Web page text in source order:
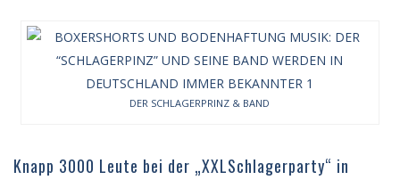
DER SCHLAGERPRINZ & BAND
Knapp 3000 Leute bei der „XXLSchlagerparty“ in